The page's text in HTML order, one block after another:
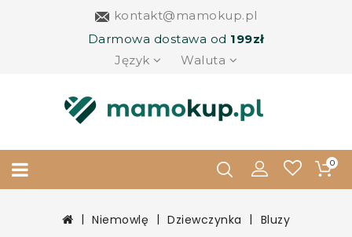
kontakt@mamokup.pl
Darmowa dostawa od 199zł
Język
Waluta
0
Niemowlę Dziewczynka Bluzy